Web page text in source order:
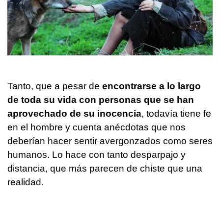
Tanto, que a pesar de encontrarse a lo largo
de toda su vida con personas que se han
aprovechado de su inocencia, todavía tiene fe
en el hombre y cuenta anécdotas que nos
deberían hacer sentir avergonzados como seres
humanos. Lo hace con tanto desparpajo y
distancia, que más parecen de chiste que una
realidad.